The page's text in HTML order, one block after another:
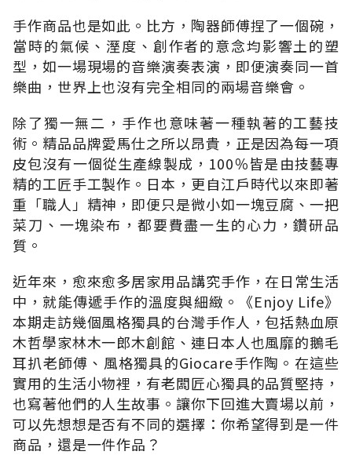
手作商品也是如此。比方，陶器師傅捏了一個碗，
當時的氣候、溼度、創作者的意念均影響土的塑
型，如一場現場的音樂演奏表演，即便演奏同一首
樂曲，世界上也沒有完全相同的兩場音樂會。
除了獨一無二，手作也意味著一種執著的工藝技
術。精品品牌愛馬仕之所以昂貴，正是因為每一項
皮包沒有一個從生產線製成，100％皆是由技藝專
精的工匠手工製作。日本，更自江戶時代以來即著
重「職人」精神，即便只是微小如一塊豆腐、一把
菜刀、一塊染布，都要費盡一生的心力，鑽研品
質。
近年來，愈來愈多居家用品講究手作，在日常生活
中，就能傳遞手作的溫度與細緻。《Enjoy Life》
本期走訪幾個風格獨具的台灣手作人，包括熱血原
木哲學家林木一郎木創館、連日本人也風靡的鵝毛
耳扒老師傅、風格獨具的Giocare手作陶。在這些
實用的生活小物裡，有老闆匠心獨具的品質堅持，
也寫著他們的人生故事。讓你下回進大賣場以前，
可以先想想是否有不同的選擇：你希望得到是一件
商品，還是一件作品？